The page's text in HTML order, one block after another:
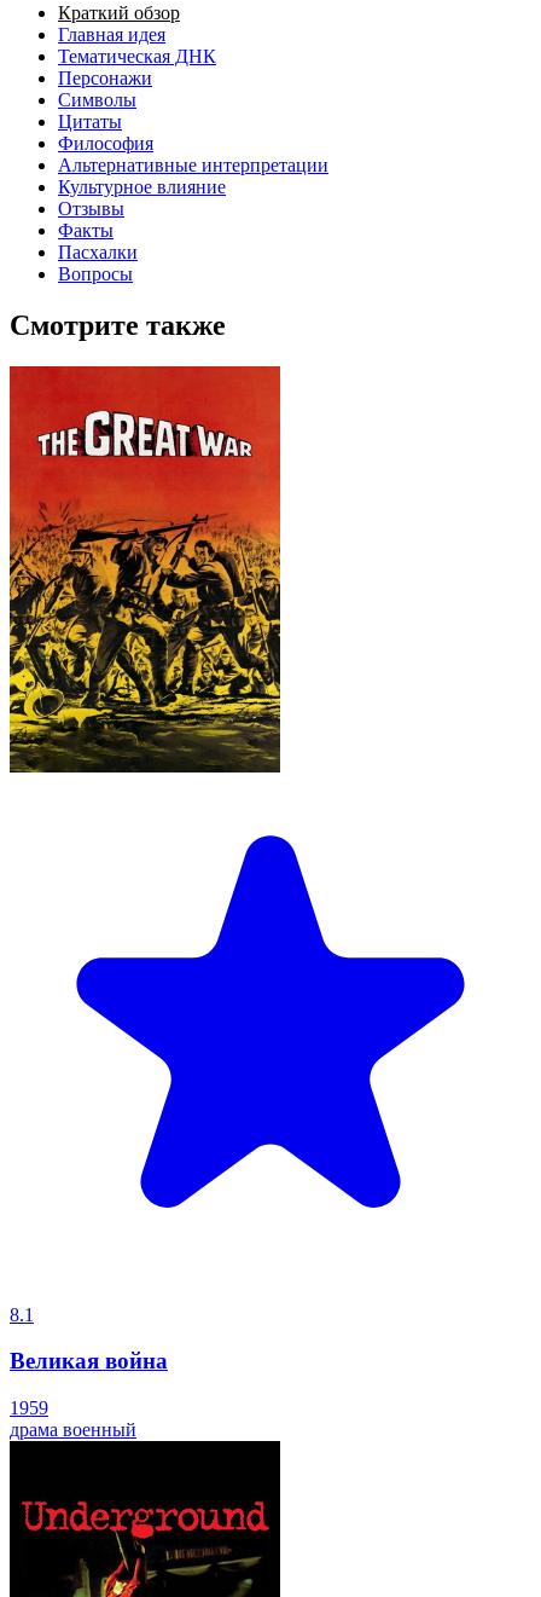
Краткий обзор
Главная идея
Тематическая ДНК
Персонажи
Символы
Цитаты
Философия
Альтернативные интерпретации
Культурное влияние
Отзывы
Факты
Пасхалки
Вопросы
Смотрите также
8.1
Великая война
1959
драма военный